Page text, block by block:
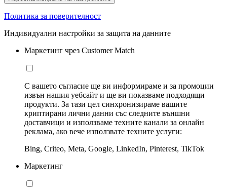
Политика за поверителност
Индивидуални настройки за защита на данните
Маркетинг чрез Customer Match
С вашето съгласие ще ви информираме и за промоции
извън нашия уебсайт и ще ви показваме подходящи
продукти. За тази цел синхронизираме вашите
криптирани лични данни със следните външни
доставчици и използваме техните канали за онлайн
реклама, ако вече използвате техните услуги:
Bing, Criteo, Meta, Google, LinkedIn, Pinterest, TikTok
Маркетинг